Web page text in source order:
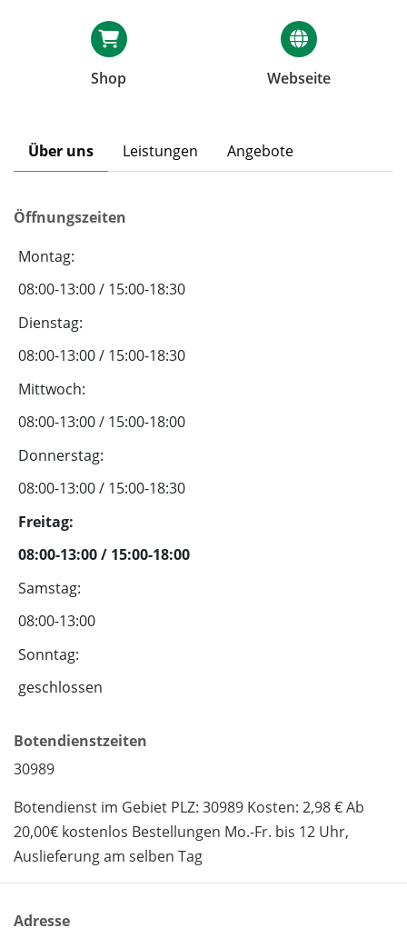
Shop Webseite
Über uns Leistungen Angebote
Öffnungszeiten
Montag:
08:00-13:00 / 15:00-18:30
Dienstag:
08:00-13:00 / 15:00-18:30
Mittwoch:
08:00-13:00 / 15:00-18:00
Donnerstag:
08:00-13:00 / 15:00-18:30
Freitag:
08:00-13:00 / 15:00-18:00
Samstag:
08:00-13:00
Sonntag:
geschlossen
Botendienstzeiten
30989
Botendienst im Gebiet PLZ: 30989 Kosten: 2,98 € Ab
20,00€ kostenlos Bestellungen Mo.-Fr. bis 12 Uhr,
Auslieferung am selben Tag
Adresse